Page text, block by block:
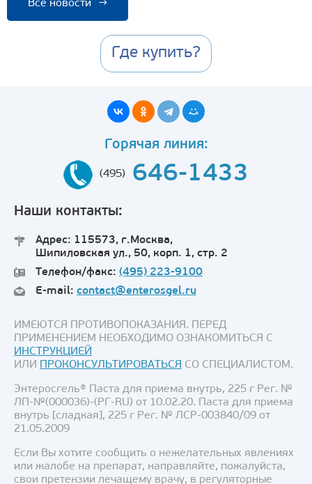
Все новости →
Где купить?
Горячая линия:
(495) 646-1433
Наши контакты:
Адрес: 115573, г.Москва,
Шипиловская ул., 50, корп. 1, стр. 2
Телефон/факс: (495) 223-9100
E-mail: contact@enterosgel.ru
ИМЕЮТСЯ ПРОТИВОПОКАЗАНИЯ. ПЕРЕД
ПРИМЕНЕНИЕМ НЕОБХОДИМО ОЗНАКОМИТЬСЯ С
ИНСТРУКЦИЕЙ
ИЛИ ПРОКОНСУЛЬТИРОВАТЬСЯ СО СПЕЦИАЛИСТОМ.
Энтеросгель® Паста для приема внутрь, 225 г Рег. №
ЛП-№(000036)-(РГ-RU) от 10.02.20. Паста для приема
внутрь [сладкая], 225 г Рег. № ЛСР-003840/09 от
21.05.2009
Если Вы хотите сообщить о нежелательных явлениях
или жалобе на препарат, направляйте, пожалуйста,
свои претензии лечащему врачу, в регуляторные